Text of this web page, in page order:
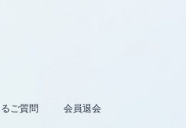
ご質問 会員退会